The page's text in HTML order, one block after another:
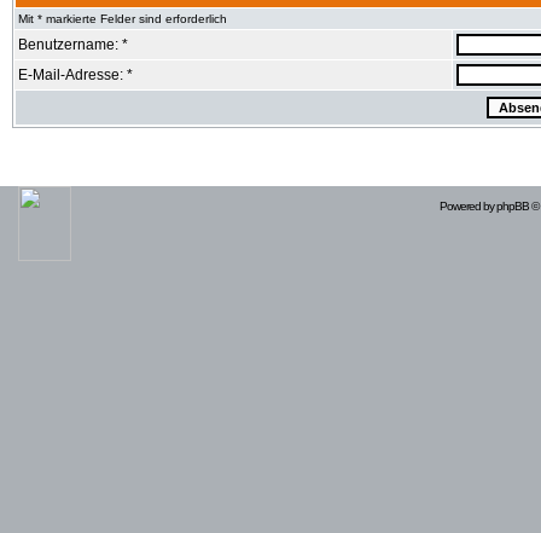
Mit * markierte Felder sind erforderlich
Benutzername: *
E-Mail-Adresse: *
Powered byphpBB©